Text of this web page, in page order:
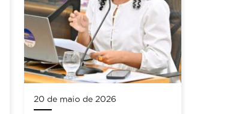
20 de maio de 2026